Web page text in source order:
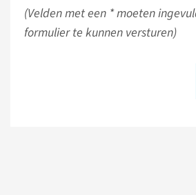
(Velden met een * moeten
formulier te kunnen versturen)